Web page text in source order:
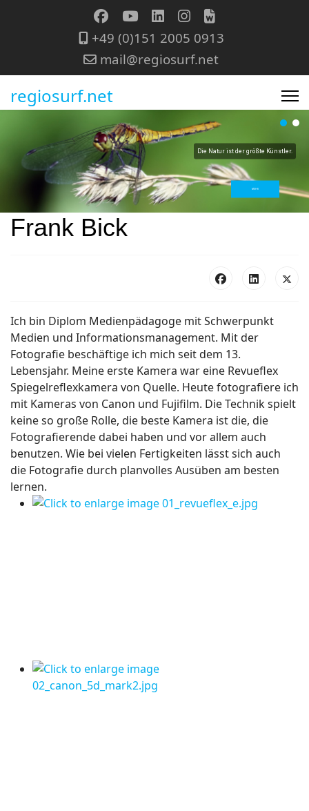
+49 (0)151 2005 0913
mail@regiosurf.net
regiosurf.net
Die Natur ist der größte Künstler.
MEHR
Frank Bick
Ich bin Diplom Medienpädagoge mit Schwerpunkt
Medien und Informationsmanagement. Mit der
Fotografie beschäftige ich mich seit dem 13.
Lebensjahr. Meine erste Kamera war eine Revueflex
Spiegelreflexkamera von Quelle. Heute fotografiere ich
mit Kameras von Canon und Fujifilm. Die Technik spielt
keine so große Rolle, die beste Kamera ist die, die
Fotografierende dabei haben und vor allem auch
benutzen. Wie bei vielen Fertigkeiten lässt sich auch
die Fotografie durch planvolles Ausüben am besten
lernen.